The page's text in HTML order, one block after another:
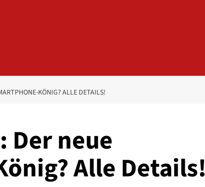
KÖNIG? ALLE DETAILS!
Der neue
Alle Details!